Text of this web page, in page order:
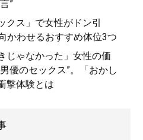
”
クス」で女性がドン引
かわせるおすすめ体位3つ
じゃなかった」女性の価
優のセックス”。「おかし
撃体験とは